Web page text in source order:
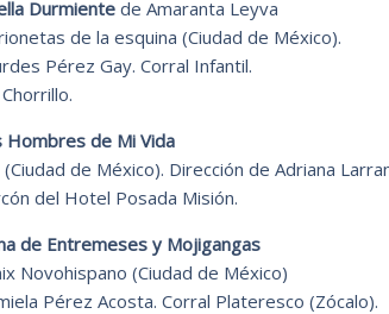
Durmientede Amaranta Leyva
de la esquina (Ciudad de México).
Pérez Gay. Corral Infantil.
Hombres de Mi Vida
de México). Dirección de Adriana
del Hotel Posada Misión.
de Entremeses y Mojigangas
Novohispano (Ciudad de México)
Pérez Acosta. Corral Plateresco (Zócalo).